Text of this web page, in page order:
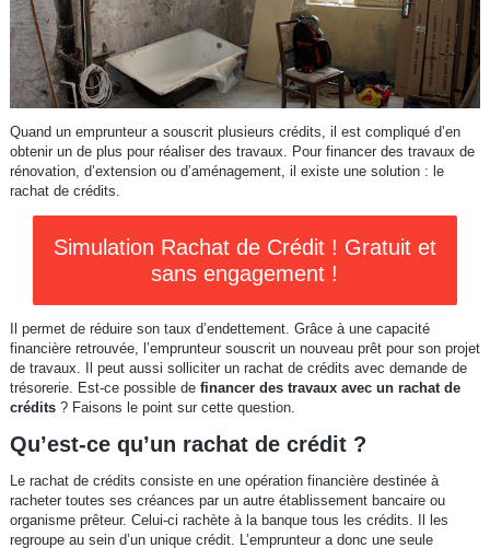
Quand un emprunteur a souscrit plusieurs crédits, il est compliqué d’en
obtenir un de plus pour réaliser des travaux. Pour financer des travaux de
rénovation, d’extension ou d’aménagement, il existe une solution : le
rachat de crédits.
Simulation Rachat de Crédit ! Gratuit et
sans engagement !
Il permet de réduire son taux d’endettement. Grâce à une capacité
financière retrouvée, l’emprunteur souscrit un nouveau prêt pour son projet
de travaux. Il peut aussi solliciter un rachat de crédits avec demande de
trésorerie. Est-ce possible definancer des travaux avec un rachat de
crédits? Faisons le point sur cette question.
Qu’est-ce qu’un rachat de crédit ?
Le rachat de crédits consiste en une opération financière destinée à
racheter toutes ses créances par un autre établissement bancaire ou
organisme prêteur. Celui-ci rachète à la banque tous les crédits. Il les
regroupe au sein d’un unique crédit. L’emprunteur a donc une seule